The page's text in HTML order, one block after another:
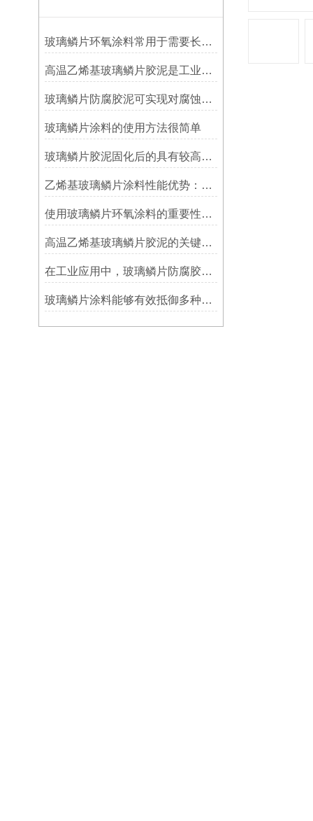
玻璃鳞片环氧涂料常用于需要长期防腐蚀保护的场合中
高温乙烯基玻璃鳞片胶泥是工业防腐领域中的特殊材料
玻璃鳞片防腐胶泥可实现对腐蚀介质的有效阻隔
玻璃鳞片涂料的使用方法很简单
玻璃鳞片胶泥固化后的具有较高的硬度和耐磨性
乙烯基玻璃鳞片涂料性能优势：多重防护的协同效应
使用玻璃鳞片环氧涂料的重要性在哪里方面？
高温乙烯基玻璃鳞片胶泥的关键优势：从耐久性到施工适应性
在工业应用中，玻璃鳞片防腐胶泥展现出了多重防护作用
玻璃鳞片涂料能够有效抵御多种化学物质侵蚀